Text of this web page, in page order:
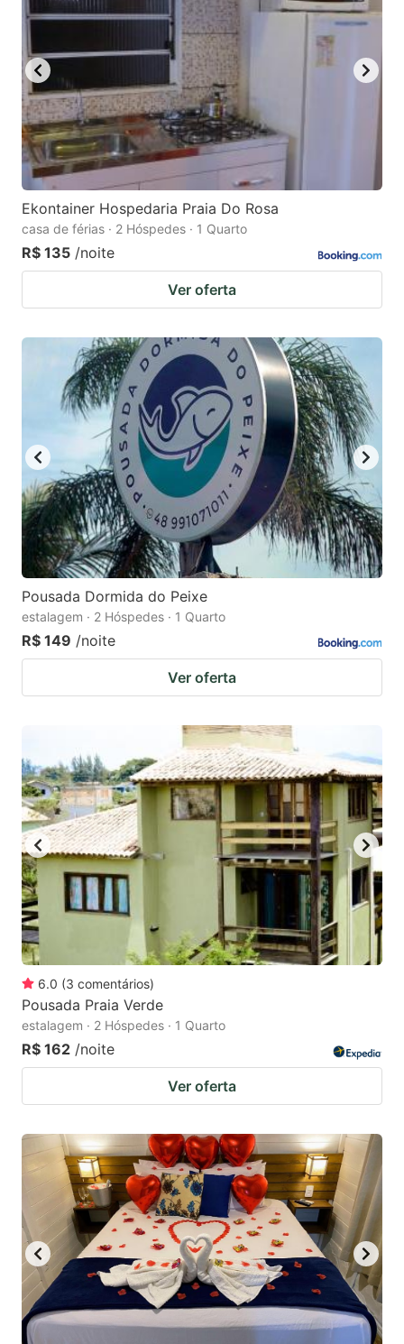
Ekontainer Hospedaria Praia Do Rosa
casa de férias · 2 Hóspedes · 1 Quarto
R$ 135 /noite
Ver oferta
Pousada Dormida do Peixe
estalagem · 2 Hóspedes · 1 Quarto
R$ 149 /noite
Ver oferta
6.0 (3 comentários)
Pousada Praia Verde
estalagem · 2 Hóspedes · 1 Quarto
R$ 162 /noite
Ver oferta